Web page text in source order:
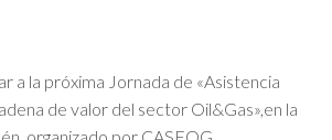
a la próxima Jornada de «Asistencia
de valor del sector Oil&Gas»,en la